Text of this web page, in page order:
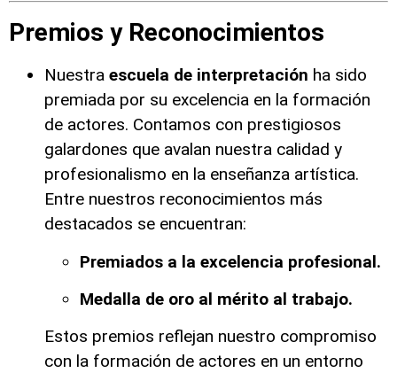
Premios y Reconocimientos
Nuestra escuela de interpretación ha sido
premiada por su excelencia en la formación
de actores. Contamos con prestigiosos
galardones que avalan nuestra calidad y
profesionalismo en la enseñanza artística.
Entre nuestros reconocimientos más
destacados se encuentran:
Premiados a la excelencia profesional.
Medalla de oro al mérito al trabajo.
Estos premios reflejan nuestro compromiso
con la formación de actores en un entorno